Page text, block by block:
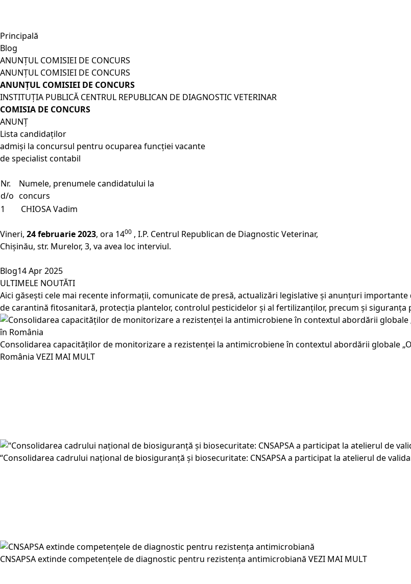
Principală
Blog
ANUNȚUL COMISIEI DE CONCURS
ANUNȚUL COMISIEI DE CONCURS
ANUNȚUL COMISIEI DE CONCURS
INSTITUȚIA PUBLICĂ CENTRUL REPUBLICAN DE DIAGNOSTIC VETERINAR
COMISIA DE CONCURS
ANUNȚ
Lista candidaţilor
admişi la concursul pentru ocuparea funcţiei vacante
de specialist contabil
Nr.
d/o
Numele, prenumele candidatului la
concurs
1
CHIOSA Vadim
Vineri, 24 februarie 2023, ora 1400 , I.P. Centrul Republican de Diagnostic Veterinar,
Chișinău, str. Murelor, 3, va avea loc interviul.
Blog14 Apr 2025
ULTIMELE NOUTĂTI
Aici găsești cele mai recente informații, comunicate de presă, actualizări legislative și anunțuri
de carantină fitosanitară, protecția plantelor, controlul pesticidelor și al fertilizanților, precum și siguranța
Consolidarea capacităților de monitorizare a rezistenței la antimicrobiene în contextul abordării globale
România VEZI MAI MULT
“Consolidarea cadrului național de biosiguranță și biosecuritate: CNSAPSA a participat la atelierul de
CNSAPSA extinde competențele de diagnostic pentru rezistența antimicrobiană VEZI MAI MULT